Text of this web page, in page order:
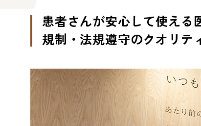
患者さんが安心して使える
規制・法規遵守のクオリテ